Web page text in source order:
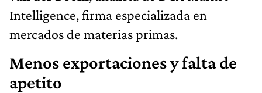
Intelligence, firma especializada en
mercados de materias primas.
Menos exportaciones y falta de
apetito